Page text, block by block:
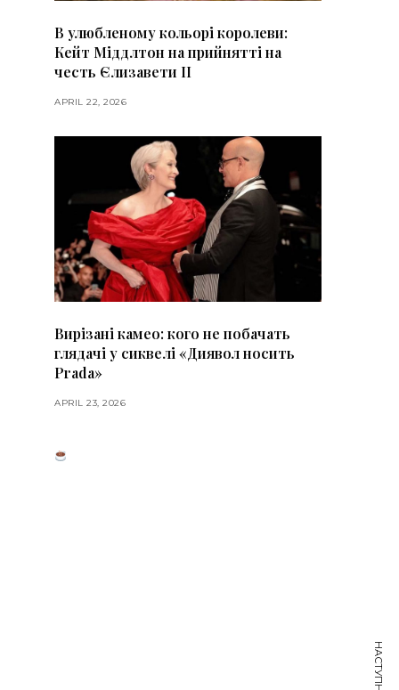
В улюбленому кольорі королеви:
Кейт Міддлтон на прийнятті на
честь Єлизавети II
APRIL 22, 2026
Вирізані камео: кого не побачать
глядачі у сиквелі «Диявол носить
Prada»
APRIL 23, 2026